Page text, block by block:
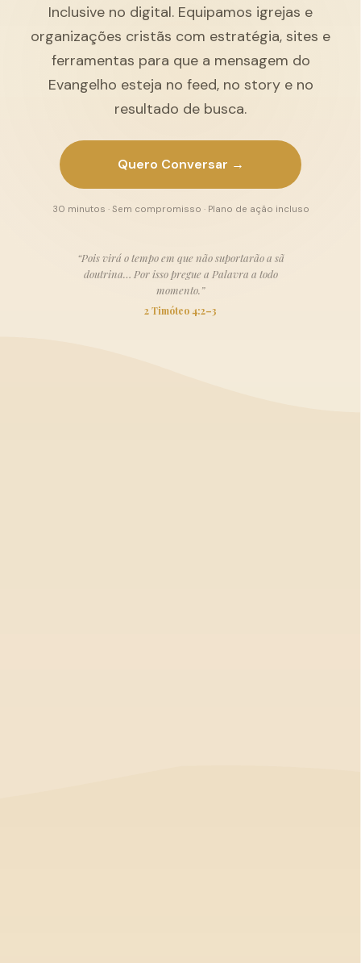
Inclusive no digital. Equipamos igrejas e
organizações cristãs com estratégia, sites e
ferramentas para que a mensagem do
Evangelho esteja no feed, no story e no
resultado de busca.
Quero Conversar →
30 minutos · Sem compromisso · Plano de ação incluso
“Pois virá o tempo em que não suportarão a sã
doutrina… Por isso pregue a Palavra a todo
momento.”
2 Timóteo 4:2–3